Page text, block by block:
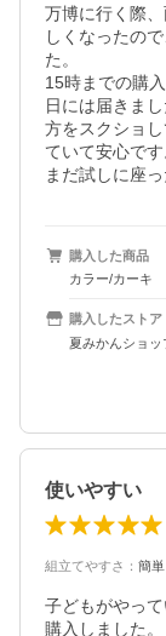
万博に行く際
しくなったの
た。
15時までの購
日には届きま
方をスクショ
ていて安心です
まだ試しに座
購入した商品
カラー/カーキ
購入したストア
夏みかんショッ
使いやすい
組立てやすさ ： 簡単
子どもがやっ
購入しました。